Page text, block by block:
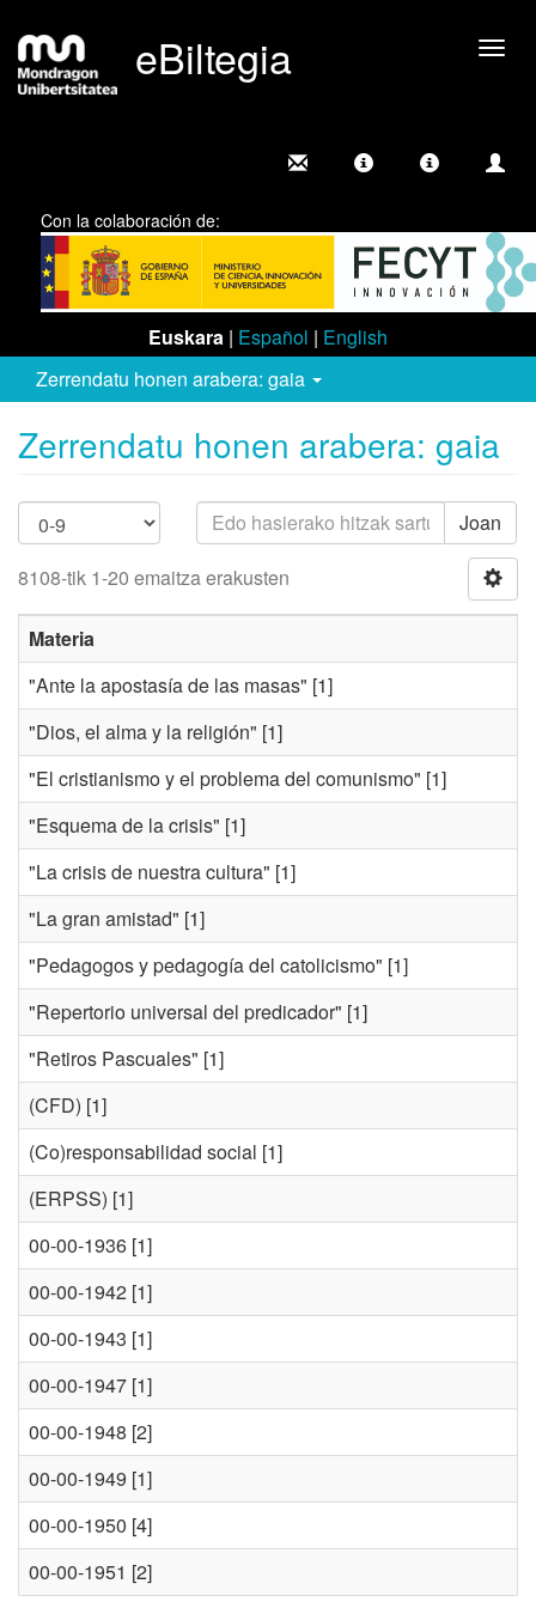
eBiltegia
Con la colaboración de:
Euskara | Español | English
Zerrendatu honen arabera: gaia
Zerrendatu honen arabera: gaia
Joan
8108-tik 1-20 emaitza erakusten
Materia
"Ante la apostasía de las masas" [1]
"Dios, el alma y la religión" [1]
"El cristianismo y el problema del comunismo" [1]
"Esquema de la crisis" [1]
"La crisis de nuestra cultura" [1]
"La gran amistad" [1]
"Pedagogos y pedagogía del catolicismo" [1]
"Repertorio universal del predicador" [1]
"Retiros Pascuales" [1]
(CFD) [1]
(Co)responsabilidad social [1]
(ERPSS) [1]
00-00-1936 [1]
00-00-1942 [1]
00-00-1943 [1]
00-00-1947 [1]
00-00-1948 [2]
00-00-1949 [1]
00-00-1950 [4]
00-00-1951 [2]